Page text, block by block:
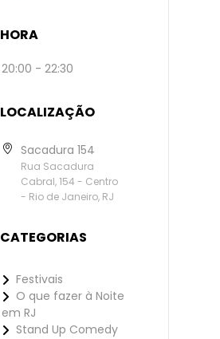
HORA
20:00 - 22:30
LOCALIZAÇÃO
Sacadura 154
Rua Sacadura
Cabral, 154 - Centro
- Rio de Janeiro, RJ
CATEGORIAS
Festivais
O que fazer à Noite
em RJ
Stand Up Comedy